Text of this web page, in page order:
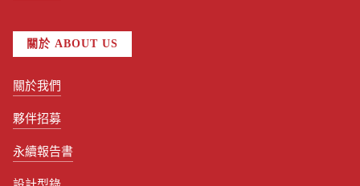
關於 ABOUT US
關於我們
夥伴招募
永續報告書